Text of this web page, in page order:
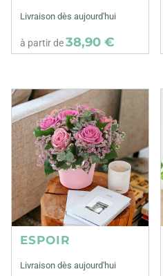
Livraison dès aujourd'hui
à partir de38,90 €
ESPOIR
Livraison dès aujourd'hui